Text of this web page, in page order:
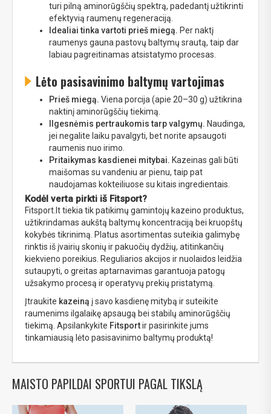
turi pilną aminorūgščių spektrą, padedantį užtikrinti
efektyvią raumenų regeneraciją.
Idealiai tinka vartoti prieš miegą. Per naktį
raumenys gauna pastovų baltymų srautą, taip dar
labiau pagreitinamas atsistatymo procesas.
Lėto pasisavinimo baltymų vartojimas
Prieš miegą. Viena porcija (apie 20–30 g) užtikrina
naktinį aminorūgščių tiekimą.
Ilgesnėmis pertraukomis tarp valgymų. Naudinga,
jei negalite laiku pavalgyti, bet norite apsaugoti
raumenis nuo irimo.
Pritaikymas kasdienei mitybai. Kazeinas gali būti
maišomas su vandeniu ar pienu, taip pat
naudojamas kokteiliuose su kitais ingredientais.
Kodėl verta pirkti iš Fitsport?
Fitsport.lt tiekia tik patikimų gamintojų kazeino produktus,
užtikrindamas aukštą baltymų koncentraciją bei kruopštų
kokybės tikrinimą. Platus asortimentas suteikia galimybę
rinktis iš įvairių skonių ir pakuočių dydžių, atitinkančių
kiekvieno poreikius. Reguliarios akcijos ir nuolaidos leidžia
sutaupyti, o greitas aptarnavimas garantuoja patogų
užsakymo procesą ir operatyvų prekių pristatymą.
Įtraukite kazeiną į savo kasdienę mitybą ir suteikite
raumenims ilgalaikę apsaugą bei stabilų aminorūgščių
tiekimą. Apsilankykite Fitsportir pasirinkite jums
tinkamiausią lėto pasisavinimo baltymų produktą!
MAISTO PAPILDAI SPORTUI PAGAL TIKSLĄ